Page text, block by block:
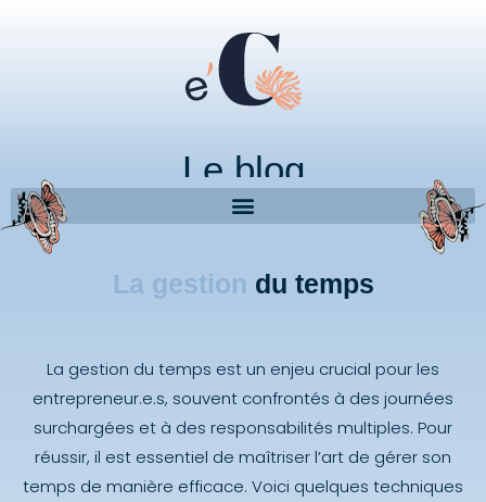
Le blog
La gestion du temps
La gestion du temps est un enjeu crucial pour les
entrepreneur.e.s, souvent confrontés à des journées
surchargées et à des responsabilités multiples. Pour
réussir, il est essentiel de maîtriser l’art de gérer son
temps de manière efficace. Voici quelques techniques